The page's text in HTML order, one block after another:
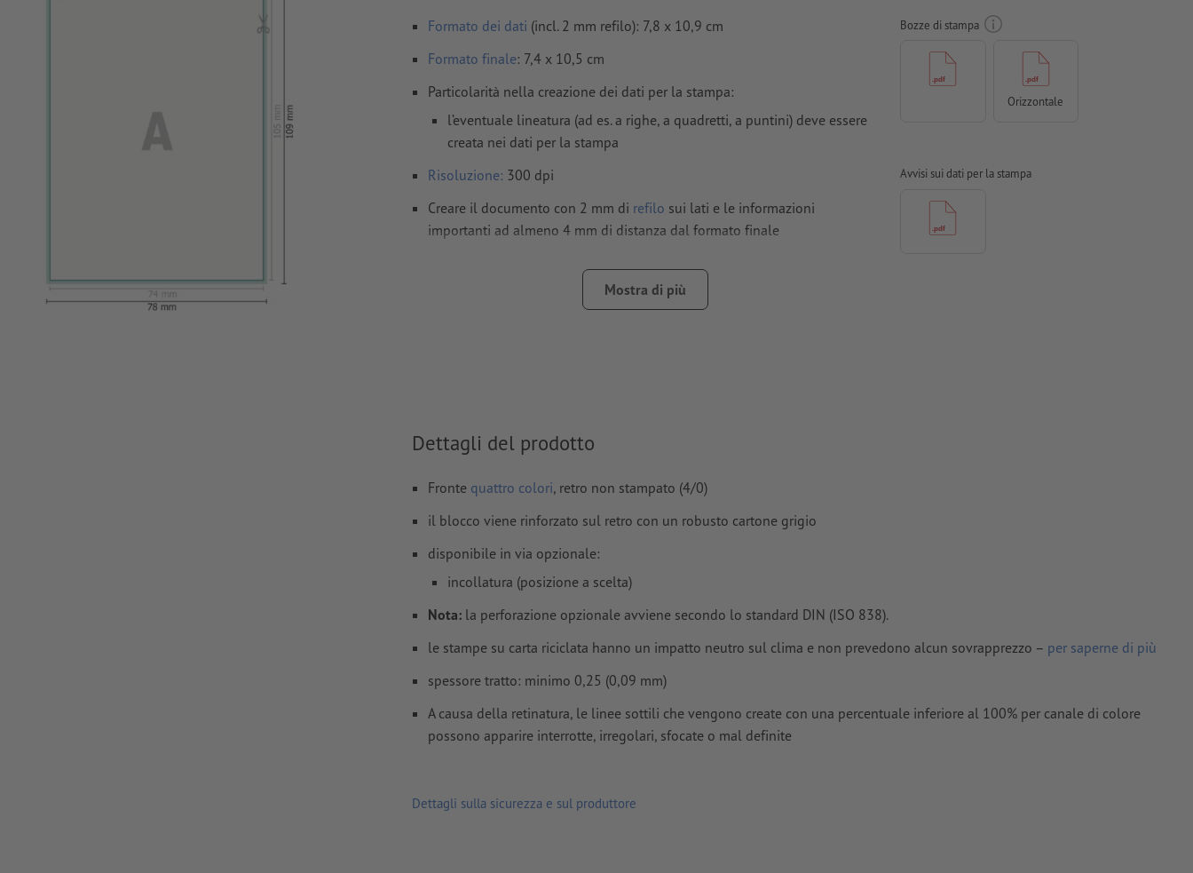
Formato dei dati (incl. 2 mm refilo): 7,8 x 10,9 cm
Formato finale: 7,4 x 10,5 cm
Particolarità nella creazione dei dati per la stampa:
l’eventuale lineatura (ad es. a righe, a quadretti, a puntini) deve essere
creata nei dati per la stampa
Risoluzione: 300 dpi
Creare il documento con 2 mm di refilo sui lati e le informazioni
importanti ad almeno 4 mm di distanza dal formato finale
Mostra di più
Bozze di stampa
Orizzontale
Avvisi sui dati per la stampa
Dettagli del prodotto
Fronte quattro colori, retro non stampato (4/0)
il blocco viene rinforzato sul retro con un robusto cartone grigio
disponibile in via opzionale:
incollatura (posizione a scelta)
Nota: la perforazione opzionale avviene secondo lo standard DIN (ISO 838).
le stampe su carta riciclata hanno un impatto neutro sul clima e non prevedono alcun sovrapprezzo – per saperne di più
spessore tratto: minimo 0,25 (0,09 mm)
A causa della retinatura, le linee sottili che vengono create con una percentuale inferiore al 100% per canale di colore
possono apparire interrotte, irregolari, sfocate o mal definite
Dettagli sulla sicurezza e sul produttore